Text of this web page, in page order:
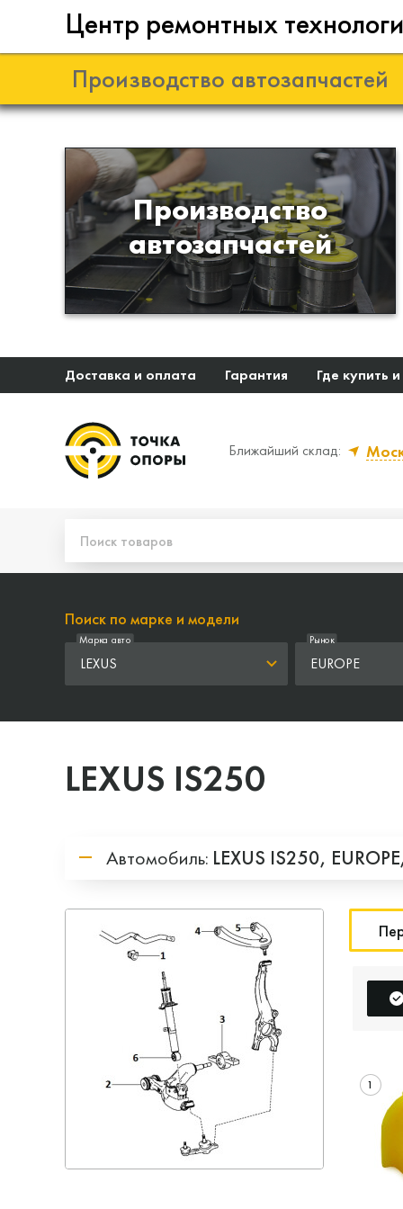
Центр ремонтных
Производство автозапчастей
Производство
автозапчастей
Разработка и
производство деталей из
эластомеров для подвески
автомобиля
Доставка и оплата Гарантия Где купить
Ближайший склад:
Поиск по марке и модели
LEXUS
Марка авто
EUROPE
Рынок
LEXUS IS250
Автомобиль: LEXUS IS250,
1